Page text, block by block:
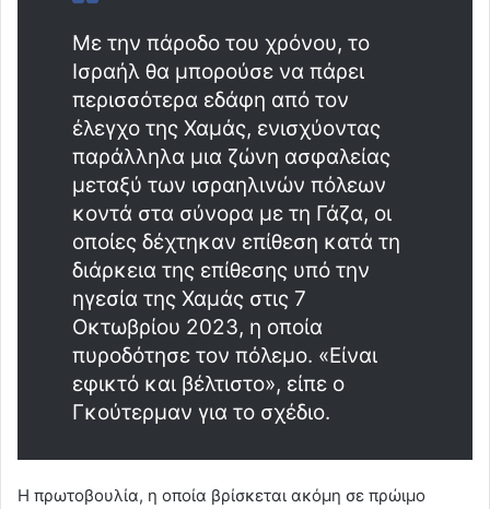
Με την πάροδο του χρόνου, το
Ισραήλ θα μπορούσε να πάρει
περισσότερα εδάφη από τον
έλεγχο της Χαμάς, ενισχύοντας
παράλληλα μια ζώνη ασφαλείας
μεταξύ των ισραηλινών πόλεων
κοντά στα σύνορα με τη Γάζα, οι
οποίες δέχτηκαν επίθεση κατά τη
διάρκεια της επίθεσης υπό την
ηγεσία της Χαμάς στις 7
Οκτωβρίου 2023, η οποία
πυροδότησε τον πόλεμο. «Είναι
εφικτό και βέλτιστο», είπε ο
Γκούτερμαν για το σχέδιο.
Η πρωτοβουλία, η οποία βρίσκεται ακόμη σε πρώιμο